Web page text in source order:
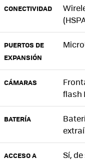
CONECTIVIDAD
(
PUERTOS DE
EXPANSIÓN
CÁMARAS
flash
BATERÍA
ACCESO A
Sí,